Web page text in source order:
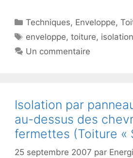
Catégories
Techniques, Enveloppe,
Étiquettes
enveloppe,toiture, isolation
Un commentaire
Isolation par
au-dessus des
fermettes (Toiture «
25 septembre 2007 par